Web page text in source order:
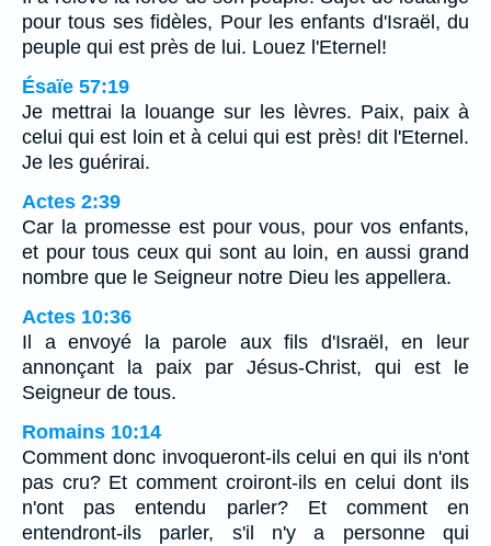
pour tous ses fidèles, Pour les enfants d'Israël, du
peuple qui est près de lui. Louez l'Eternel!
Ésaïe 57:19
Je mettrai la louange sur les lèvres. Paix, paix à
celui qui est loin et à celui qui est près! dit l'Eternel.
Je les guérirai.
Actes 2:39
Car la promesse est pour vous, pour vos enfants,
et pour tous ceux qui sont au loin, en aussi grand
nombre que le Seigneur notre Dieu les appellera.
Actes 10:36
Il a envoyé la parole aux fils d'Israël, en leur
annonçant la paix par Jésus-Christ, qui est le
Seigneur de tous.
Romains 10:14
Comment donc invoqueront-ils celui en qui ils n'ont
pas cru? Et comment croiront-ils en celui dont ils
n'ont pas entendu parler? Et comment en
entendront-ils parler, s'il n'y a personne qui